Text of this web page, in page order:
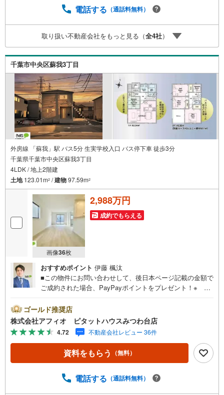
いお家■玄関がすっきり片付くシューズクローク■カースペ
ことなら株式会社アフィオにお任せください！● お客様の
一生の宝物になるお家探しの、心強いパートナーになれる
よう全力でサポート致します！ご見学やご相談には迅速に
ご対応致します！お気軽にお問合せ下さいませ！
電話する （通話料無料）
取り扱い不動産会社をもっと見る（全4社）
千葉市中央区蘇我3丁目
外房線 「蘇我」駅 バス5分 生実学校入口 バス停下車 徒歩3分
千葉県千葉市中央区蘇我3丁目
4LDK / 地上2階建
土地123.01m2 /建物97.59m2
画像36枚
2,988万円
成約でもらえる
おすすめポイント 伊藤 楓汰
■この物件にお問い合わせして、後日本ページ記載の金額で
ご成約された場合、PayPayポイントをプレゼント！※ 条
中‥365日ご案内いつでも大歓迎!!JR京葉線「蘇我」駅から
徒歩26分/蘇我小中学校の通学エリア/和室のある暮らし■公
園徒歩2分と子育て世代に嬉しい住環境■制震装置搭載の地
震に強い家■安心の人感センサー＆防犯カメラ■LDK16帖■
リビング全体を見渡せるカウンターキッチン■全室収納付き
でお部屋が広く使えます■陽当たり良いバルコニーは2部屋
物件数で、ご希望のお家探しが楽々できます。‥株式会社
ゴールド推奨店
株式会社アフィオ ピタットハウスみつわ台店
4.72 不動産会社レビュー 36件
資料をもらう （無料）
電話する （通話料無料）